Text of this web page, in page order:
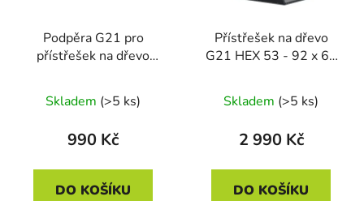
Podpěra G21 pro
přístřešek na dřevo
Skladem (>5 ks)
990 Kč
DO KOŠÍKU
Přístřešek na dřevo
G21 HEX 53 - 92 x 60
Skladem (>5 ks)
2 990 Kč
DO KOŠÍKU